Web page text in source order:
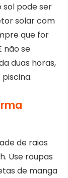
sol pode ser
solar com
que for
não se
duas horas,
de raios
Use roupas
de manga